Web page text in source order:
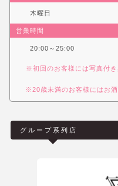
木曜日
営業時間
20:00～25:00
※初回のお客様には写真付き
※20歳未満のお客様にはお酒
グループ系列店